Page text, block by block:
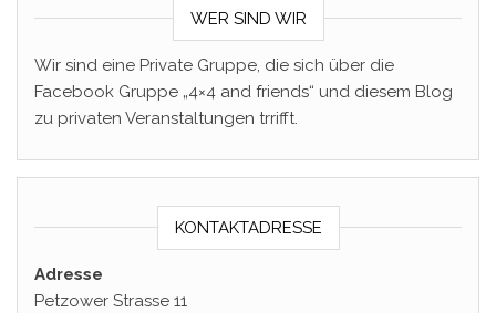
WER SIND WIR
Wir sind eine Private Gruppe, die sich über die
Facebook Gruppe „4×4 and friends“ und diesem Blog
zu privaten Veranstaltungen trrifft.
KONTAKTADRESSE
Adresse
Petzower Strasse 11